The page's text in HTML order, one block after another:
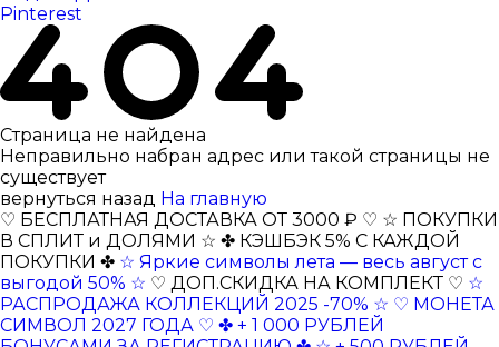
Pinterest
Страница не найдена
Неправильно набран адрес или такой страницы не
существует
вернуться назад На главную
♡ БЕСПЛАТНАЯ ДОСТАВКА ОТ 3000 ₽ ♡ ☆ ПОКУПКИ
В СПЛИТ и ДОЛЯМИ ☆ ✤ КЭШБЭК 5% С КАЖДОЙ
ПОКУПКИ ✤ ☆ Яркие символы лета — весь август с
выгодой 50% ☆ ♡ ДОП.СКИДКА НА КОМПЛЕКТ ♡ ☆
РАСПРОДАЖА КОЛЛЕКЦИЙ 2025 -70% ☆ ♡ МОНЕТА
СИМВОЛ 2027 ГОДА ♡ ✤ + 1 000 РУБЛЕЙ